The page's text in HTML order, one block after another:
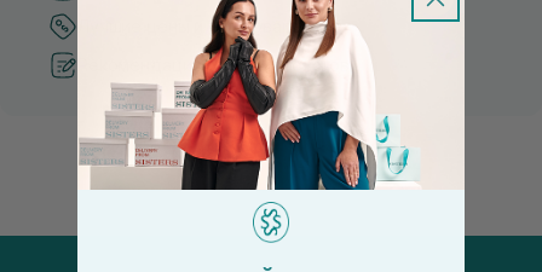
Лучшие цены и топ товары
Рекомендации от косметологов